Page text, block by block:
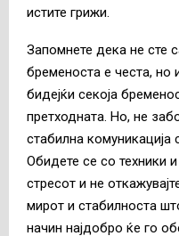
истите грижи.
Запомнете дека не сте
бременоста е честа, но
бидејќи секоја
претходната. Но, не
стабилна комуникација
Обидете се со техники
стресот и не
мирот и стабилноста
начин најдобро ќе го